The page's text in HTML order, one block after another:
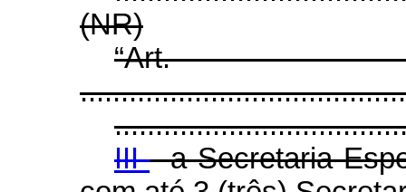
(NR)
III- a Secretaria